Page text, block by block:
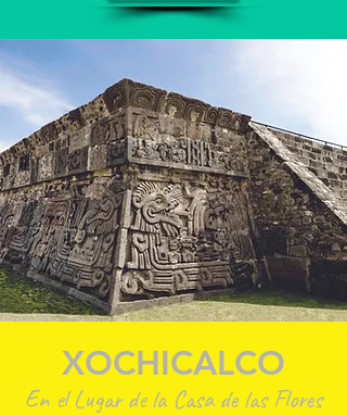
XOCHICALCO
En el Lugar de la Casa de las Flores